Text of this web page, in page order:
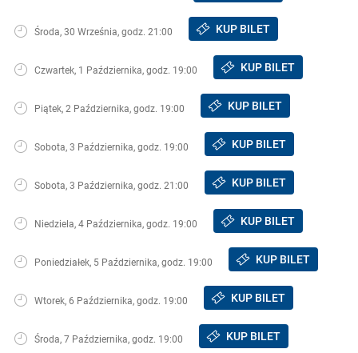
Środa, 30 Września, godz. 21:00 KUP BILET
Czwartek, 1 Października, godz. 19:00 KUP BILET
Piątek, 2 Października, godz. 19:00 KUP BILET
Sobota, 3 Października, godz. 19:00 KUP BILET
Sobota, 3 Października, godz. 21:00 KUP BILET
Niedziela, 4 Października, godz. 19:00 KUP BILET
Poniedziałek, 5 Października, godz. 19:00 KUP BILET
Wtorek, 6 Października, godz. 19:00 KUP BILET
Środa, 7 Października, godz. 19:00 KUP BILET